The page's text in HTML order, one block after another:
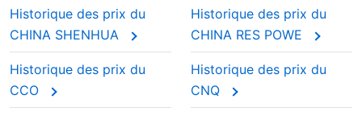
Historique des prix du
CHINA SHENHUA
Historique des prix du
CHINA RES POWE
Historique des prix du
CCO
Historique des prix du
CNQ